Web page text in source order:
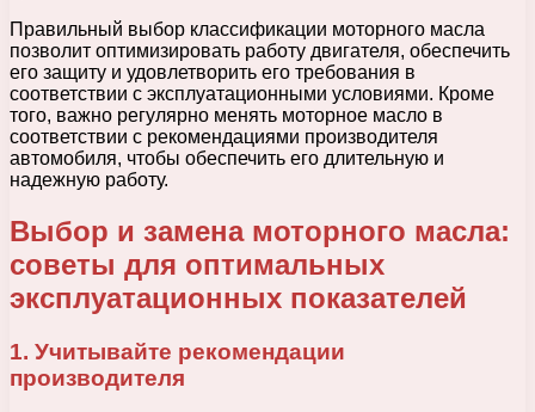
Правильный выбор классификации моторного масла
позволит оптимизировать работу двигателя, обеспечить
его защиту и удовлетворить его требования в
соответствии с эксплуатационными условиями. Кроме
того, важно регулярно менять моторное масло в
соответствии с рекомендациями производителя
автомобиля, чтобы обеспечить его длительную и
надежную работу.
Выбор и замена моторного масла:
советы для оптимальных
эксплуатационных показателей
1. Учитывайте рекомендации
производителя